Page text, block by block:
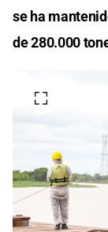
se ha
de 280.000